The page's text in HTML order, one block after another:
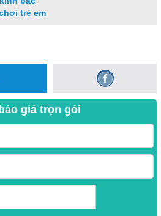
trẻ em
giá trọn gói